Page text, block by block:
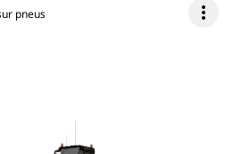
pneus more_vert